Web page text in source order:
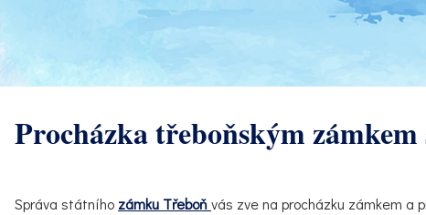
Procházka třeboňským
Správa státního zámku Třeboňvás zve na procházku zámkem a